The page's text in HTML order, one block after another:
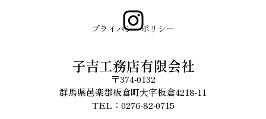
プライバシーポリシー
子吉工務店有限会社
〒374-0132
群馬県邑楽郡板倉町大字板倉4218-11
TEL：0276-82-0715